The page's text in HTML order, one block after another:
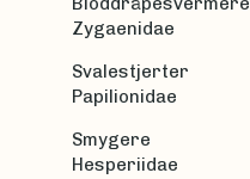
Zygaenidae
Svalestjerter
Papilionidae
Smygere
Hesperiidae